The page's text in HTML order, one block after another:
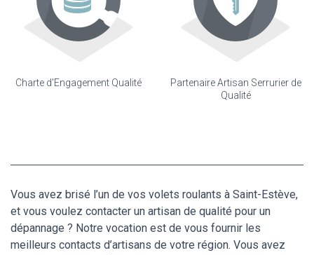
Charte d'Engagement Qualité
Partenaire Artisan Serrurier de
Qualité
Vous avez brisé l’un de vos volets roulants à Saint-Estève,
et vous voulez contacter un artisan de qualité pour un
dépannage ? Notre vocation est de vous fournir les
meilleurs contacts d’artisans de votre région. Vous avez